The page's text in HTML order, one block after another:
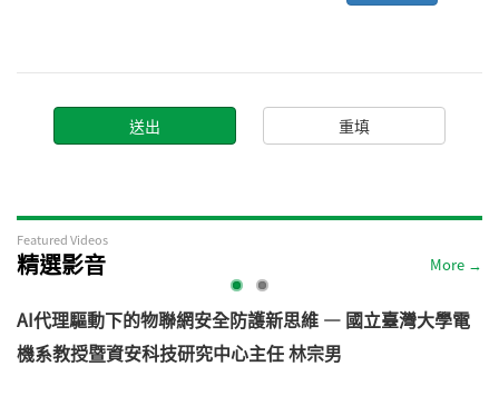
Featured Videos
精選影音 More →
AI代理驅動下的物聯網安全防護新思維 — 國立臺灣大學電
機系教授暨資安科技研究中心主任 林宗男